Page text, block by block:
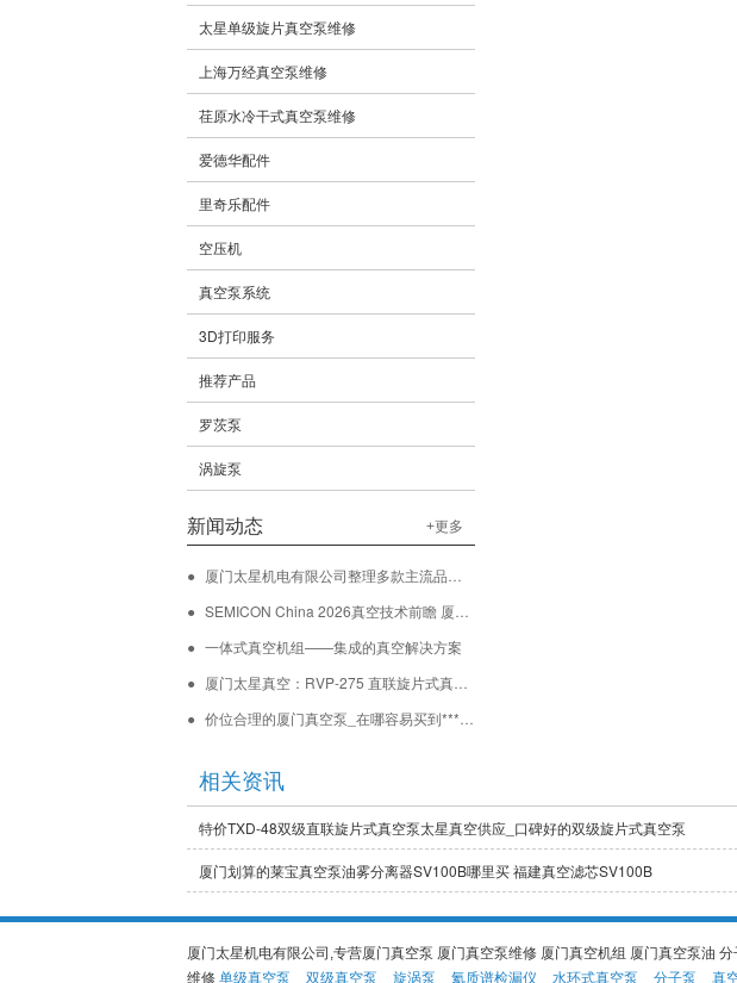
太星单级旋片真空泵维修
上海万经真空泵维修
荏原水冷干式真空泵维修
爱德华配件
里奇乐配件
空压机
真空泵系统
3D打印服务
推荐产品
罗茨泵
涡旋泵
新闻动态 +更多
厦门太星机电有限公司整理多款主流品牌检漏仪维修要点 规范检漏设备维修流程
SEMICON China 2026真空技术前瞻 厦门太星机电行业新闻
一体式真空机组——集成的真空解决方案
厦门太星真空：RVP-275 直联旋片式真空泵维修保养专家，助力多行业真空应用
价位合理的厦门真空泵_在哪容易买到***的厦门真空泵
相关资讯
特价TXD-48双级直联旋片式真空泵太星真空供应_口碑好的双级旋片式真空泵
厦门划算的莱宝真空泵油雾分离器SV100B哪里买 福建真空滤芯SV100B
厦门太星机电有限公司,专营厦门真空泵 厦门真空泵维修 厦门真空机组 厦门真空泵油
维修 单级真空泵 双级真空泵 旋涡泵 氦质谱检漏仪 水环式真空泵 分子泵 真